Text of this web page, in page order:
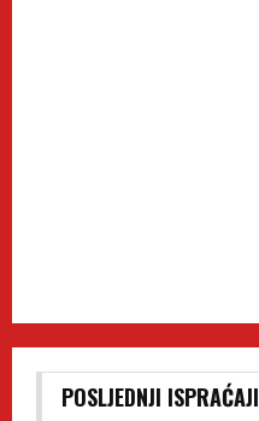
POSLJEDNJI ISPRAĆAJI